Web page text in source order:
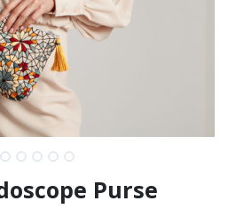
Purse